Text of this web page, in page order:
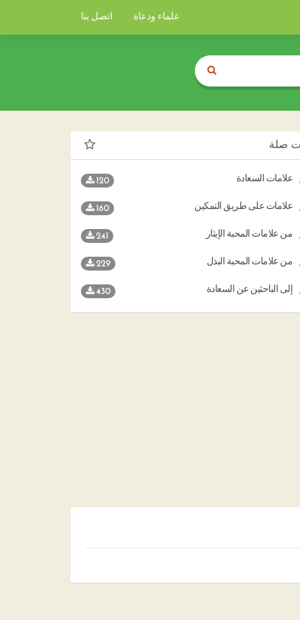
علماء ودعاة اتصل بنا
صلة
علامات السعادة 120
علامات على طريق التمكين 160
من علامات المحبة الإيثار 241
من علامات المحبة البذل 229
إلى الباحثين عن السعادة 430